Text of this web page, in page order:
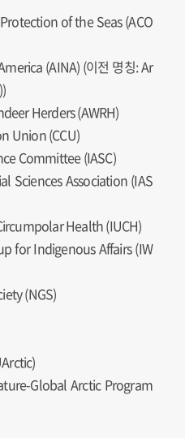
of the Seas (ACO
(AINA) (이전 명칭: Ar
Herders (AWRH)
Union (CCU)
Committee (IASC)
Sciences Association (IAS
Health (IUCH)
for Indigenous Affairs (IW
(NGS)
Global Arctic Program